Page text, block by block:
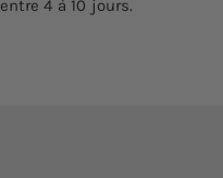
entre 4 à 10 jours.